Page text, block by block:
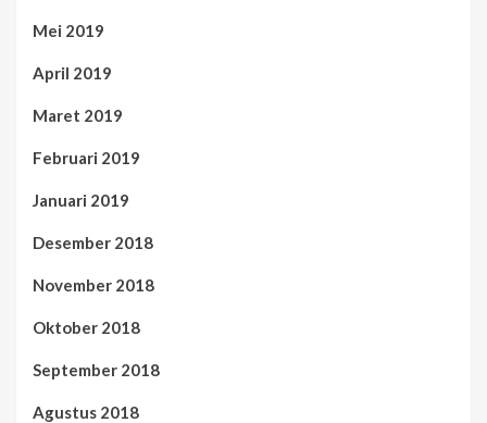
Mei 2019
April 2019
Maret 2019
Februari 2019
Januari 2019
Desember 2018
November 2018
Oktober 2018
September 2018
Agustus 2018